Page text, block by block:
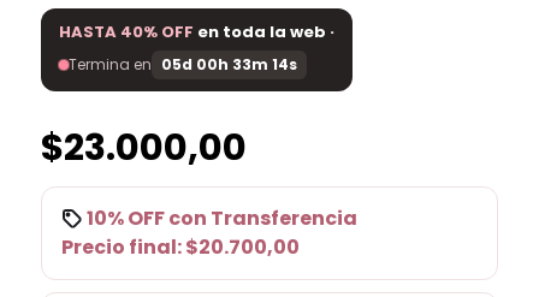
HASTA 40% OFF en toda la web ·
Termina en 05d 00h 33m 14s
$23.000,00
10% OFFcon Transferencia
Precio final:$20.700,00